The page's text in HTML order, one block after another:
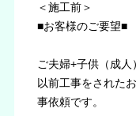
＜施工前＞
■お客様のご要望■
ご夫婦+子供（成人
以前工事をされた
事依頼です。